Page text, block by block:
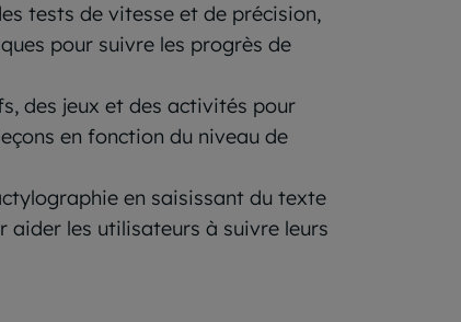
tests de vitesse et de précision,
pour suivre les progrès de
des jeux et des activités pour
en fonction du niveau de
en saisissant du texte
aider les utilisateurs à suivre leurs